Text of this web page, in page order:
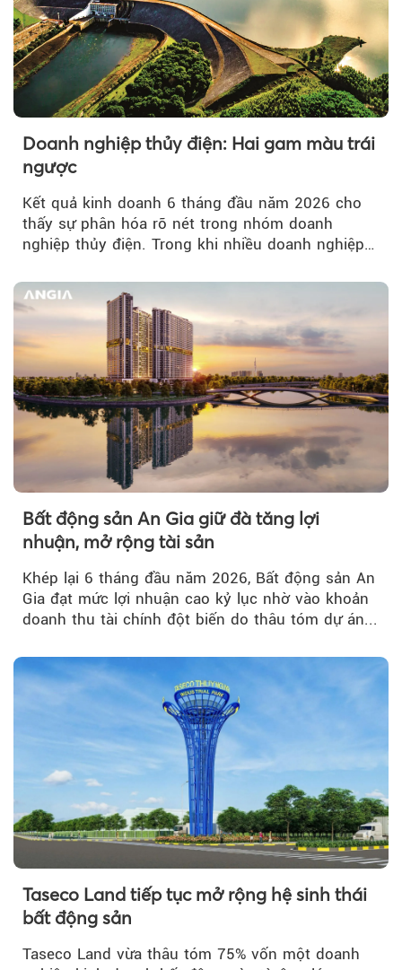
Doanh nghiệp thủy điện: Hai gam màu trái
ngược
Kết quả kinh doanh 6 tháng đầu năm 2026 cho
thấy sự phân hóa rõ nét trong nhóm doanh
nghiệp thủy điện. Trong khi nhiều doanh nghiệp
Bất động sản An Gia giữ đà tăng lợi
nhuận, mở rộng tài sản
Khép lại 6 tháng đầu năm 2026, Bất động sản An
Gia đạt mức lợi nhuận cao kỷ lục nhờ vào khoản
doanh thu tài chính đột biến do thâu tóm dự án...
Taseco Land tiếp tục mở rộng hệ sinh thái
bất động sản
Taseco Land vừa thâu tóm 75% vốn một doanh